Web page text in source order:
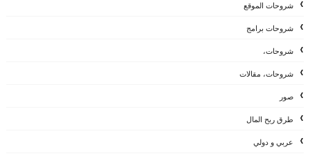
شروحات الموقع
شروحات برامج
شروحات،
شروحات، مقالات
صور
طرق ربح المال
عربي و دولي